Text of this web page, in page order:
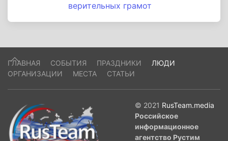
верительных грамот
ГЛАВНАЯ СОБЫТИЯ ПРАЗДНИКИ
ЛЮДИ
ОРГАНИЗАЦИИ
МЕСТА СТАТЬИ
© 2021 RusTeam.media
Российское
информационное
агентство Рустим